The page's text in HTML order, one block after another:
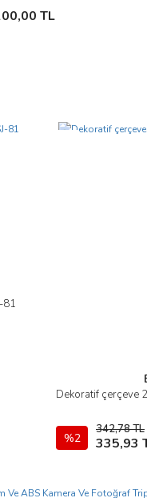
TL
Sepete Ekle
81
Dekoratif çerçeve
%2
342,78 TL
335,93